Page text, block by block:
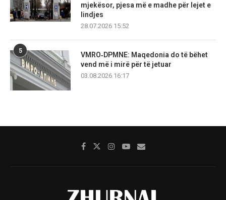
mjekësor, pjesa më e madhe për lejet e
lindjes
28.07.2026 15:52
5
VMRO‑DPMNE: Maqedonia do të bëhet
vend më i mirë për të jetuar
03.08.2026 16:17